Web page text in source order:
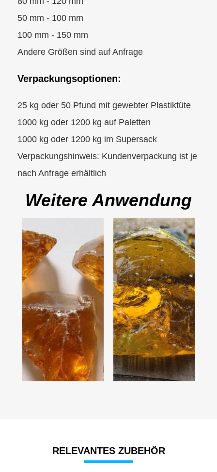
50 mm - 100 mm
100 mm - 150 mm
Andere Größen sind auf Anfrage
Verpackungsoptionen:
25 kg oder 50 Pfund mit gewebter Plastiktüte
1000 kg oder 1200 kg auf Paletten
1000 kg oder 1200 kg im Supersack
Verpackungshinweis: Kundenverpackung ist je
nach Anfrage erhältlich
Weitere Anwendung
RELEVANTES ZUBEHÖR